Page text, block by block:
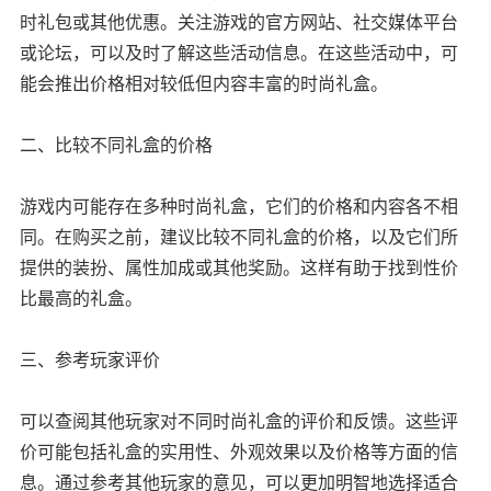
时礼包或其他优惠。关注游戏的官方网站、社交媒体平台
或论坛，可以及时了解这些活动信息。在这些活动中，可
能会推出价格相对较低但内容丰富的时尚礼盒。
二、比较不同礼盒的价格
游戏内可能存在多种时尚礼盒，它们的价格和内容各不相
同。在购买之前，建议比较不同礼盒的价格，以及它们所
提供的装扮、属性加成或其他奖励。这样有助于找到性价
比最高的礼盒。
三、参考玩家评价
可以查阅其他玩家对不同时尚礼盒的评价和反馈。这些评
价可能包括礼盒的实用性、外观效果以及价格等方面的信
息。通过参考其他玩家的意见，可以更加明智地选择适合